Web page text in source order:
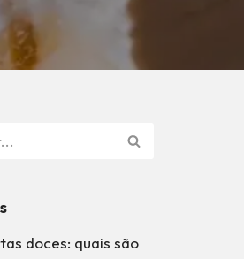
doces: quais são